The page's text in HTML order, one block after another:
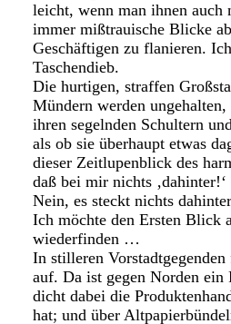
leicht, wenn man ihnen auch
immer mißtrauische Blicke
Geschäftigen zu flanieren.
Taschendieb.
Die hurtigen, straffen
Mündern werden
ihren segelnden Schultern
als ob sie überhaupt etwas
dieser Zeitlupenblick des
daß bei mir nichts ‚dahinter!‘
Nein, es steckt nichts
Ich möchte den Ersten Blick
wiederfinden …
In stilleren
auf. Da ist gegen Norden
dicht dabei die
hat; und über